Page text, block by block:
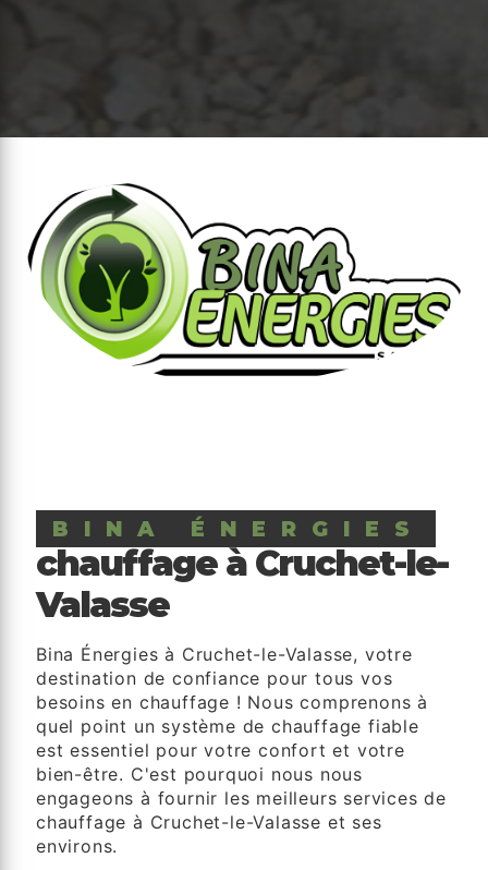
BINA ÉNERGIES
chauffage à Cruchet-le-
Valasse
Bina Énergies à Cruchet-le-Valasse, votre
destination de confiance pour tous vos
besoins en chauffage ! Nous comprenons à
quel point un système de chauffage fiable
est essentiel pour votre confort et votre
bien-être. C'est pourquoi nous nous
engageons à fournir les meilleurs services de
chauffage à Cruchet-le-Valasse et ses
environs.